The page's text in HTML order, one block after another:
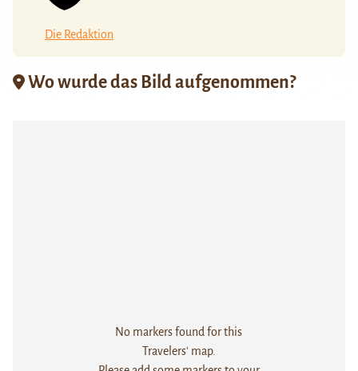
Die Redaktion
Wo wurde das Bild aufgenommen?
No markers found for this
Travelers' map.